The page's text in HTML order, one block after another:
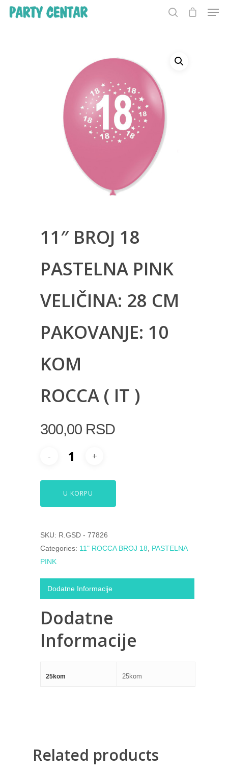
Hit enter to search or ESC to close
11″ BROJ 18
PASTELNA PINK
VELIČINA: 28 CM
PAKOVANJE: 10
KOM
ROCCA ( IT )
300,00 RSD
U KORPU
SKU: R.GSD - 77826
Categories: 11" ROCCA BROJ 18
PASTELNA
PINK
Dodatne Informacije
Dodatne
Informacije
25kom 25kom
Related products